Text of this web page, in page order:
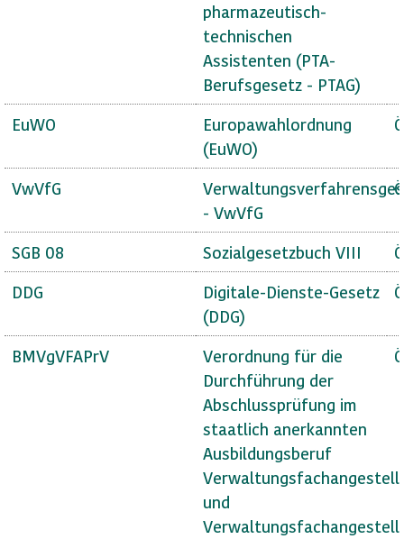
pharmazeutisch-
technischen
Assistenten (PTA-
Berufsgesetz - PTAG)
EuWO
Europawahlordnung
(EuWO)
VwVfG
- VwVfG
SGB 08 Sozialgesetzbuch VIII
DDG
Digitale-Dienste-Gesetz
(DDG)
BMVgVFAPrV
Verordnung für die
Durchführung der
Abschlussprüfung im
staatlich anerkannten
Ausbildungsberuf
und